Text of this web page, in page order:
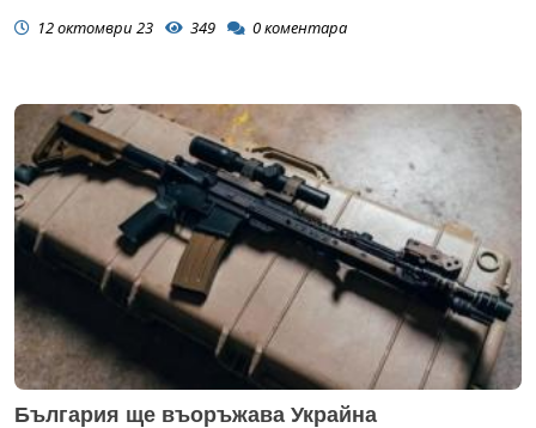
12 октомври 23 349 0коментара
България ще въоръжава Украйна